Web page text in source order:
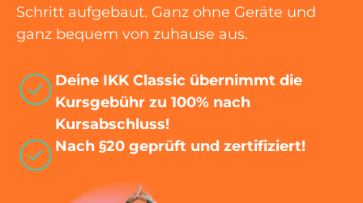
Schritt aufgebaut. Ganz ohne Geräte und
ganz bequem von zuhause aus.
Deine IKK Classic übernimmt die
Kursgebühr zu 100% nach
Kursabschluss!
Nach §20 geprüft und zertifiziert!